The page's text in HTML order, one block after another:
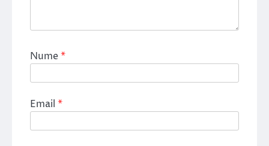
Nume*
Email *